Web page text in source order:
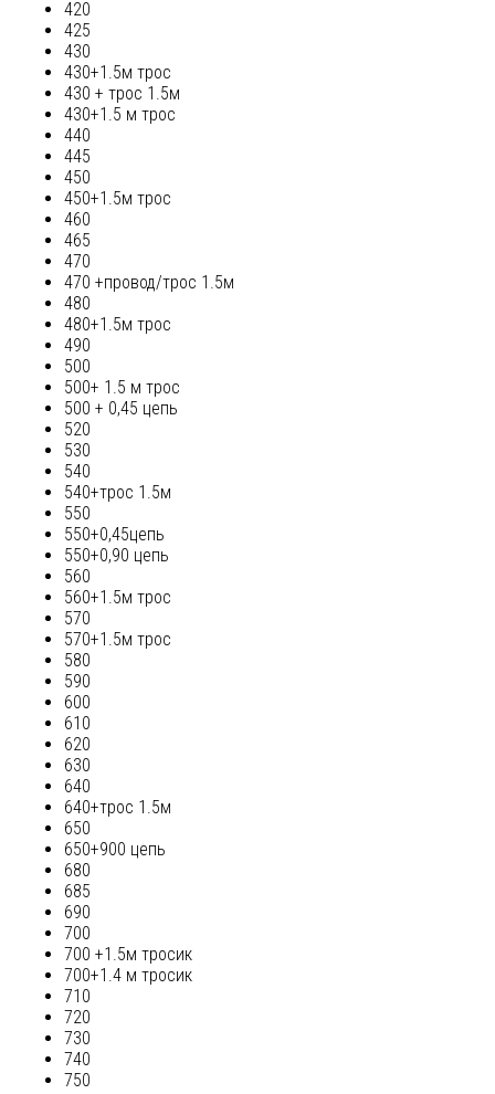
420
425
430
430+1.5м трос
430 + трос 1.5м
430+1.5 м трос
440
445
450
450+1.5м трос
460
465
470
470 +провод/трос 1.5м
480
480+1.5м трос
490
500
500+ 1.5 м трос
500 + 0,45 цепь
520
530
540
540+трос 1.5м
550
550+0,45цепь
550+0,90 цепь
560
560+1.5м трос
570
570+1.5м трос
580
590
600
610
620
630
640
640+трос 1.5м
650
650+900 цепь
680
685
690
700
700 +1.5м тросик
700+1.4 м тросик
710
720
730
740
750